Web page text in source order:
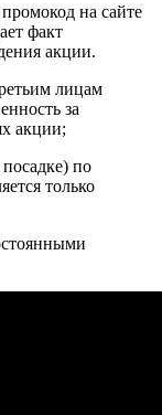
на сайте
факт
акции.
лицам
за
акции;
по
только